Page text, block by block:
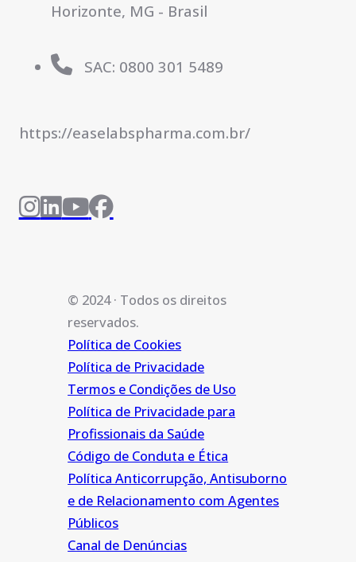
Horizonte, MG - Brasil
SAC: 0800 301 5489
https://easelabspharma.com.br/
© 2024 · Todos os direitos
reservados.
Política de Cookies
Política de Privacidade
Termos e Condições de Uso
Política de Privacidade para
Profissionais da Saúde
Código de Conduta e Ética
Política Anticorrupção, Antisuborno
e de Relacionamento com Agentes
Públicos
Canal de Denúncias